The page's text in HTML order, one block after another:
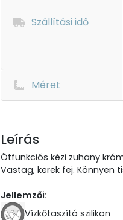
Szállítási idő
Méret
Leírás
Ötfunkciós kézi zuhany
Vastag, kerek fej. Könnyen
Jellemzői:
Vízkőtaszító szilikon